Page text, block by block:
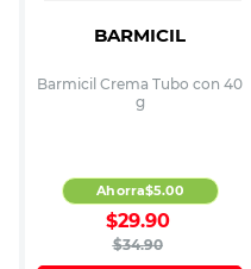
BARMICIL
Barmicil Crema Tubo con 40
g
$34.90
$29.90
Ahorra$5.00